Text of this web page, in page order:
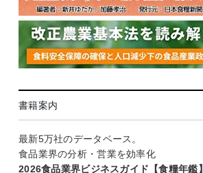
書籍案内
最新5万社のデータベース。
食品業界の分析・営業を効率化
2026食品業界ビジネスガイド【食糧年鑑】